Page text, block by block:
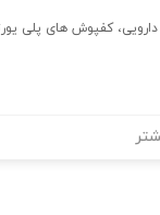
کفپوش های پلی